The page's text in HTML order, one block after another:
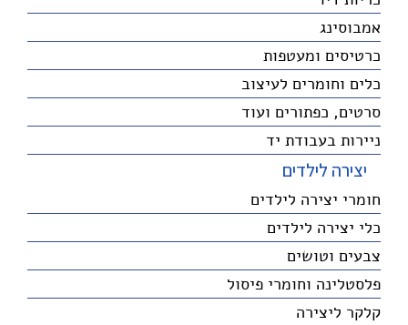
אמבוסינג
כרטיסים ומעטפות
כלים וחומרים לעיצוב
סרטים, כפתורים ועוד
ניירות בעבודת יד
יצירה לילדים
חומרי יצירה לילדים
כלי יצירה לילדים
צבעים וטושים
פלסטלינה וחומרי פיסול
קלקר ליצירה